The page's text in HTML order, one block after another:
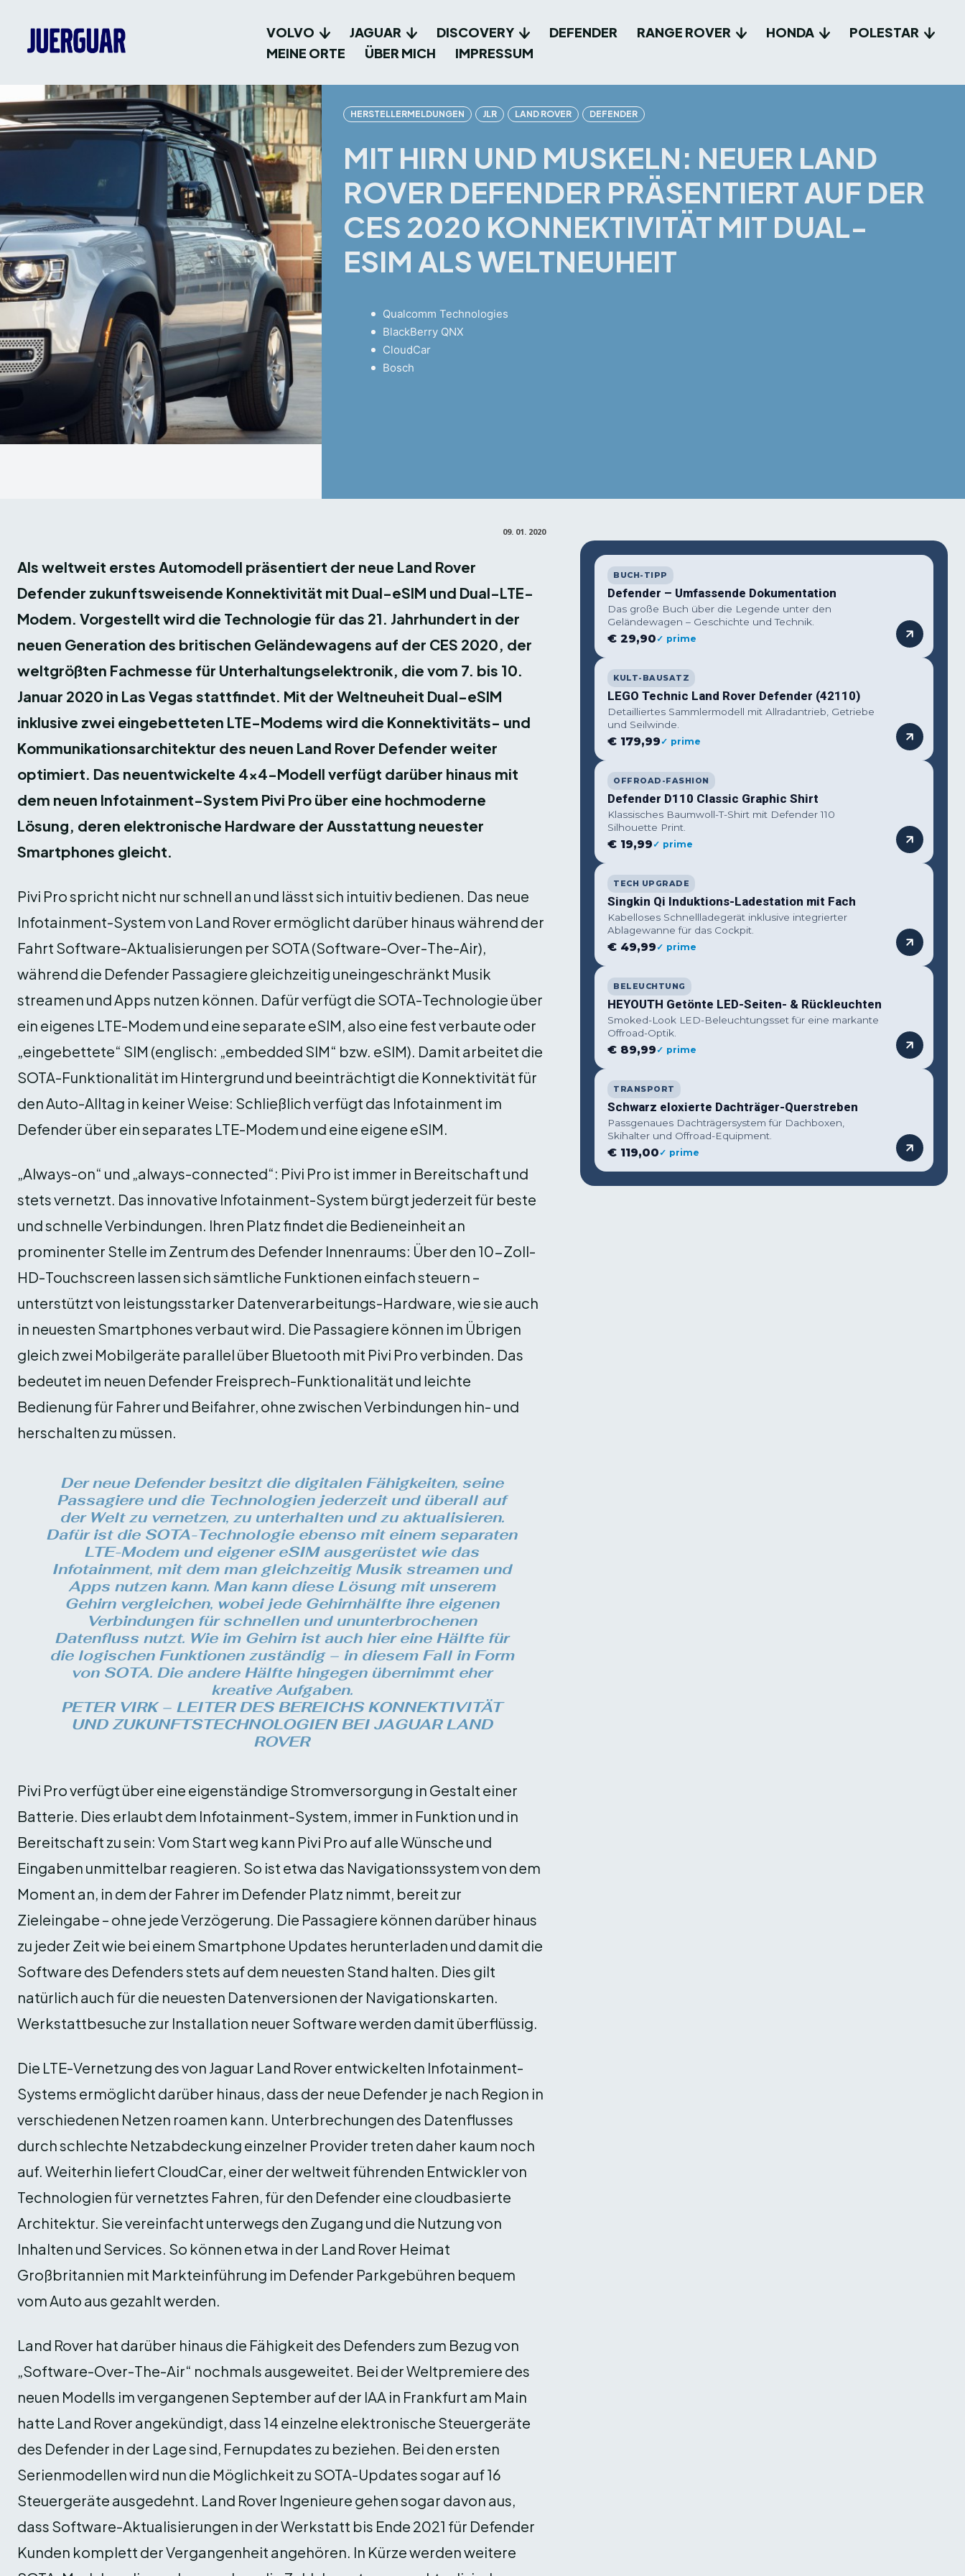
VOLVO JAGUAR DISCOVERY DEFENDER RANGE ROVER HONDA
POLESTAR
MEINE ORTE
ÜBER MICH IMPRESSUM
HERSTELLERMELDUNGEN JLR LAND ROVER DEFENDER
MIT HIRN UND MUSKELN: NEUER LAND
ROVER DEFENDER PRÄSENTIERT AUF DER
CES 2020 KONNEKTIVITÄT MIT DUAL-
ESIM ALS WELTNEUHEIT
Qualcomm Technologies
BlackBerry QNX
CloudCar
Bosch
09. 01. 2020
Als weltweit erstes Automodell präsentiert der neue Land Rover
Defender zukunftsweisende Konnektivität mit Dual-eSIM und Dual-LTE-
Modem. Vorgestellt wird die Technologie für das 21. Jahrhundert in der
neuen Generation des britischen Geländewagens auf der CES 2020, der
weltgrößten Fachmesse für Unterhaltungselektronik, die vom 7. bis 10.
Januar 2020 in Las Vegas stattfindet. Mit der Weltneuheit Dual-eSIM
inklusive zwei eingebetteten LTE-Modems wird die Konnektivitäts- und
Kommunikationsarchitektur des neuen Land Rover Defender weiter
optimiert. Das neuentwickelte 4×4-Modell verfügt darüber hinaus mit
dem neuen Infotainment-System Pivi Pro über eine hochmoderne
Lösung, deren elektronische Hardware der Ausstattung neuester
Smartphones gleicht.
Pivi Pro spricht nicht nur schnell an und lässt sich intuitiv bedienen. Das neue
Infotainment-System von Land Rover ermöglicht darüber hinaus während der
Fahrt Software-Aktualisierungen per SOTA (Software-Over-The-Air),
während die Defender Passagiere gleichzeitig uneingeschränkt Musik
streamen und Apps nutzen können. Dafür verfügt die SOTA-Technologie über
ein eigenes LTE-Modem und eine separate eSIM, also eine fest verbaute oder
„eingebettete“ SIM (englisch: „embedded SIM“ bzw. eSIM). Damit arbeitet die
SOTA-Funktionalität im Hintergrund und beeinträchtigt die Konnektivität für
den Auto-Alltag in keiner Weise: Schließlich verfügt das Infotainment im
Defender über ein separates LTE-Modem und eine eigene eSIM.
„Always-on“ und „always-connected“: Pivi Pro ist immer in Bereitschaft und
stets vernetzt. Das innovative Infotainment-System bürgt jederzeit für beste
und schnelle Verbindungen. Ihren Platz findet die Bedieneinheit an
prominenter Stelle im Zentrum des Defender Innenraums: Über den 10-Zoll-
HD-Touchscreen lassen sich sämtliche Funktionen einfach steuern –
unterstützt von leistungsstarker Datenverarbeitungs-Hardware, wie sie auch
in neuesten Smartphones verbaut wird. Die Passagiere können im Übrigen
gleich zwei Mobilgeräte parallel über Bluetooth mit Pivi Pro verbinden. Das
bedeutet im neuen Defender Freisprech-Funktionalität und leichte
Bedienung für Fahrer und Beifahrer, ohne zwischen Verbindungen hin- und
herschalten zu müssen.
Der neue Defender besitzt die digitalen Fähigkeiten, seine
Passagiere und die Technologien jederzeit und überall auf
der Welt zu vernetzen, zu unterhalten und zu aktualisieren.
Dafür ist die SOTA-Technologie ebenso mit einem separaten
LTE-Modem und eigener eSIM ausgerüstet wie das
Infotainment, mit dem man gleichzeitig Musik streamen und
Apps nutzen kann. Man kann diese Lösung mit unserem
Gehirn vergleichen, wobei jede Gehirnhälfte ihre eigenen
Verbindungen für schnellen und ununterbrochenen
Datenfluss nutzt. Wie im Gehirn ist auch hier eine Hälfte für
die logischen Funktionen zuständig – in diesem Fall in Form
von SOTA. Die andere Hälfte hingegen übernimmt eher
kreative Aufgaben.
PETER VIRK – LEITER DES BEREICHS KONNEKTIVITÄT
UND ZUKUNFTSTECHNOLOGIEN BEI JAGUAR LAND
ROVER
Pivi Pro verfügt über eine eigenständige Stromversorgung in Gestalt einer
Batterie. Dies erlaubt dem Infotainment-System, immer in Funktion und in
Bereitschaft zu sein: Vom Start weg kann Pivi Pro auf alle Wünsche und
Eingaben unmittelbar reagieren. So ist etwa das Navigations­system von dem
Moment an, in dem der Fahrer im Defender Platz nimmt, bereit zur
Zieleingabe – ohne jede Verzögerung. Die Passagiere können darüber hinaus
zu jeder Zeit wie bei einem Smartphone Updates herunterladen und damit die
Software des Defenders stets auf dem neuesten Stand halten. Dies gilt
natürlich auch für die neuesten Datenversionen der Navigations­karten.
Werkstattbesuche zur Installation neuer Software werden damit überflüssig.
Die LTE-Vernetzung des von Jaguar Land Rover entwickelten Infotainment-
Systems ermöglicht darüber hinaus, dass der neue Defender je nach Region in
verschiedenen Netzen roamen kann. Unterbrechungen des Datenflusses
durch schlechte Netzabdeckung einzelner Provider treten daher kaum noch
auf. Weiterhin liefert CloudCar, einer der weltweit führenden Entwickler von
Technologien für vernetztes Fahren, für den Defender eine cloudbasierte
Architektur. Sie vereinfacht unterwegs den Zugang und die Nutzung von
Inhalten und Services. So können etwa in der Land Rover Heimat
Großbritannien mit Markteinführung im Defender Parkgebühren bequem
vom Auto aus gezahlt werden.
Land Rover hat darüber hinaus die Fähigkeit des Defenders zum Bezug von
„Software-Over-The-Air“ nochmals ausgeweitet. Bei der Weltpremiere des
neuen Modells im vergangenen September auf der IAA in Frankfurt am Main
hatte Land Rover angekündigt, dass 14 einzelne elektronische Steuergeräte
des Defender in der Lage sind, Fernupdates zu beziehen. Bei den ersten
Serienmodellen wird nun die Möglichkeit zu SOTA-Updates sogar auf 16
Steuergeräte ausgedehnt. Land Rover Ingenieure gehen sogar davon aus,
dass Software-Aktualisierungen in der Werkstatt bis Ende 2021 für Defender
Kunden komplett der Vergangenheit angehören. In Kürze werden weitere
BUCH-TIPP
Defender – Umfassende Dokumentation
Das große Buch über die Legende unter den
Geländewagen – Geschichte und Technik.
€ 29,90✓ prime
KULT-BAUSATZ
LEGO Technic Land Rover Defender (42110)
Detailliertes Sammlermodell mit Allradantrieb, Getriebe
und Seilwinde.
€ 179,99✓ prime
OFFROAD-FASHION
Defender D110 Classic Graphic Shirt
Klassisches Baumwoll-T-Shirt mit Defender 110
Silhouette Print.
€ 19,99✓ prime
TECH UPGRADE
Singkin Qi Induktions-Ladestation mit Fach
Kabelloses Schnellladegerät inklusive integrierter
Ablagewanne für das Cockpit.
€ 49,99✓ prime
BELEUCHTUNG
HEYOUTH Getönte LED-Seiten- & Rückleuchten
Smoked-Look LED-Beleuchtungsset für eine markante
Offroad-Optik.
€ 89,99✓ prime
TRANSPORT
Schwarz eloxierte Dachträger-Querstreben
Passgenaues Dachträgersystem für Dachboxen,
Skihalter und Offroad-Equipment.
€ 119,00✓ prime